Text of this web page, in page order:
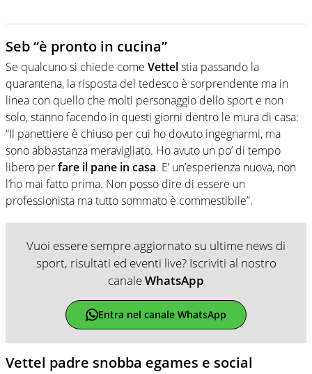
Seb “è pronto in cucina”
Se qualcuno si chiede come Vettelstia passando la
quarantena, la risposta del tedesco è sorprendente ma in
linea con quello che molti personaggio dello sport e non
solo, stanno facendo in questi giorni dentro le mura di casa:
“Il panettiere è chiuso per cui ho dovuto ingegnarmi, ma
sono abbastanza meravigliato. Ho avuto un po’ di tempo
libero perfare il pane in casa. E’ un’esperienza nuova, non
l’ho mai fatto prima. Non posso dire di essere un
professionista ma tutto sommato è commestibile”.
Vuoi essere sempre aggiornato su ultime news di
sport, risultati ed eventi live? Iscriviti al nostro
canaleWhatsApp
Entra nel canale WhatsApp
Vettel padre snobba egames e social